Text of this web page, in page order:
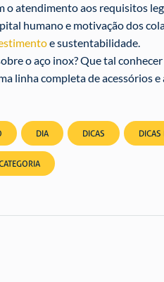
o atendimento aos requisitos
humano e motivação dos
e sustentabilidade.
o aço inox? Que tal
linha completa de acessórios
DIA DICAS DICAS